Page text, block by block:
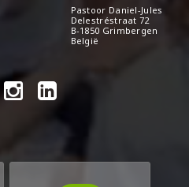
Pastoor Daniel-Jules
Delestréstraat 72
B-1850 Grimbergen
België